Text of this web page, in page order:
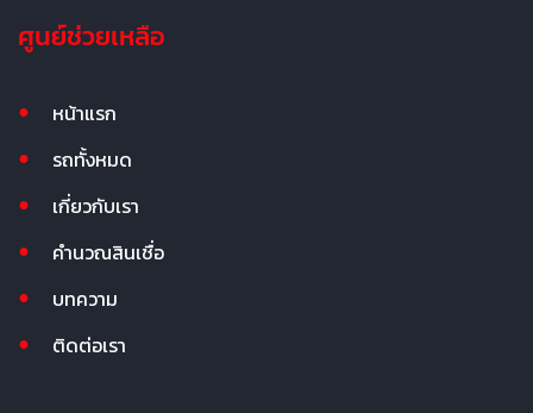
ศูนย์ช่วยเหลือ
หน้าแรก
รถทั้งหมด
เกี่ยวกับเรา
คำนวณสินเชื่อ
บทความ
ติดต่อเรา